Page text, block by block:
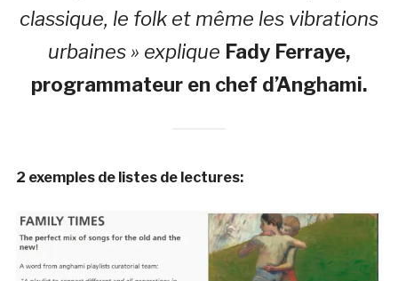
classique, le folk et même les vibrations
urbaines » explique Fady Ferraye,
programmateur en chef d’Anghami.
2 exemples de listes de lectures: